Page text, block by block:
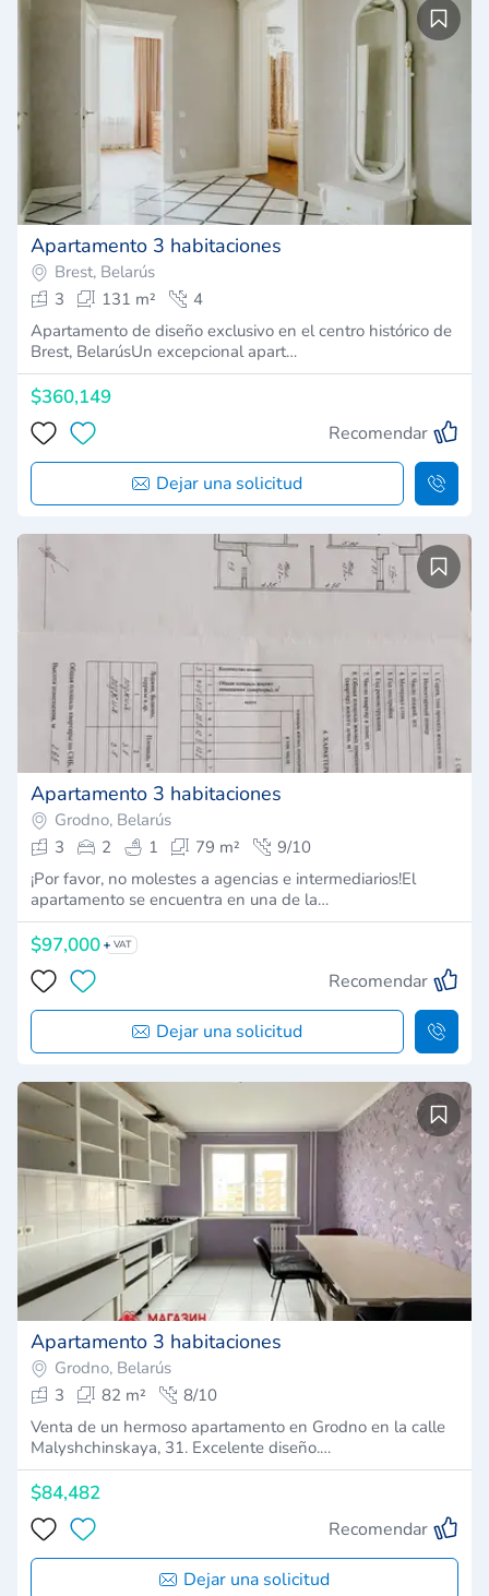
Apartamento 3 habitaciones
Brest, Belarús
3
131 m²
4
Apartamento de diseño exclusivo en el centro histórico de
Brest, BelarúsUn excepcional apart…
$360,149
Recomendar
Dejar una solicitud
Apartamento 3 habitaciones
Grodno, Belarús
3
2 1 79 m²
9/10
¡Por favor, no molestes a agencias e intermediarios!El
apartamento se encuentra en una de la…
$97,000 VAT
Recomendar
Dejar una solicitud
Apartamento 3 habitaciones
Grodno, Belarús
3
82 m²
8/10
Venta de un hermoso apartamento en Grodno en la calle
Malyshchinskaya, 31. Excelente diseño.…
$84,482
Recomendar
Dejar una solicitud